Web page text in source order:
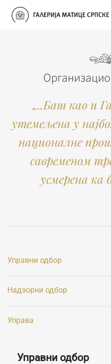
Прескочи
„..Баш као и
утемељена у
националне
савременом
усмерена ка
Управни одбор
Надзорни одбор
Управа
Управни одбор